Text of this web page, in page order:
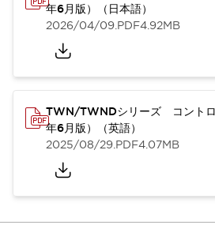
年6月版）（日本語）
2026/04/09.PDF4.92MB
TWN/TWNDシリーズ コント
年6月版）（英語）
2025/08/29.PDF4.07MB